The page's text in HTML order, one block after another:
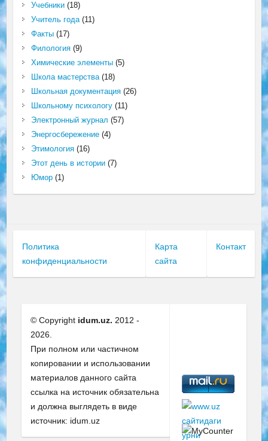
Учебники(18)
Учитель года(11)
Факты(17)
Филология(9)
Химические элементы(5)
Школа мастерства(18)
Школьная документация(26)
Школьному психологу(11)
Электронный журнал (57)
Энергосбережение(4)
Этимология(16)
Этот день в истории(7)
Юмор(1)
Политика
конфиденциальности
Карта
сайта
Контакт
© Copyright idum.uz. 2012 -
2026.
При полном или частичном
копировании и использовании
материалов данного сайта
ссылка на источник обязательна
и должна выглядеть в виде
источник: idum.uz